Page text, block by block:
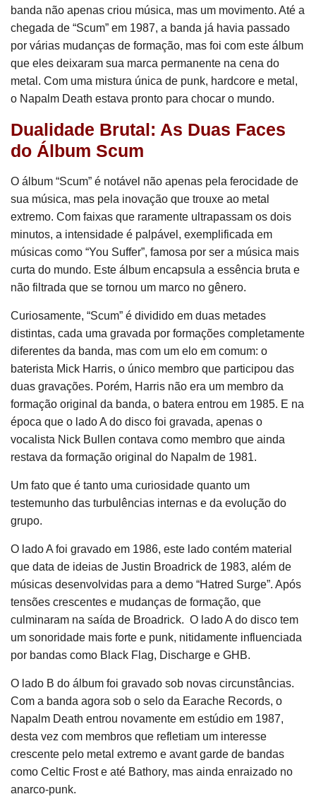
banda não apenas criou música, mas um movimento. Até a
chegada de “Scum” em 1987, a banda já havia passado
por várias mudanças de formação, mas foi com este álbum
que eles deixaram sua marca permanente na cena do
metal. Com uma mistura única de punk, hardcore e metal,
o Napalm Death estava pronto para chocar o mundo.
Dualidade Brutal: As Duas Faces
do Álbum Scum
O álbum “Scum” é notável não apenas pela ferocidade de
sua música, mas pela inovação que trouxe ao metal
extremo. Com faixas que raramente ultrapassam os dois
minutos, a intensidade é palpável, exemplificada em
músicas como “You Suffer”, famosa por ser a música mais
curta do mundo. Este álbum encapsula a essência bruta e
não filtrada que se tornou um marco no gênero.
Curiosamente, “Scum” é dividido em duas metades
distintas, cada uma gravada por formações completamente
diferentes da banda, mas com um elo em comum: o
baterista Mick Harris, o único membro que participou das
duas gravações. Porém, Harris não era um membro da
formação original da banda, o batera entrou em 1985. E na
época que o lado A do disco foi gravada, apenas o
vocalista Nick Bullen contava como membro que ainda
restava da formação original do Napalm de 1981.
Um fato que é tanto uma curiosidade quanto um
testemunho das turbulências internas e da evolução do
grupo.
O lado A foi gravado em 1986, este lado contém material
que data de ideias de Justin Broadrick de 1983, além de
músicas desenvolvidas para a demo “Hatred Surge”. Após
tensões crescentes e mudanças de formação, que
culminaram na saída de Broadrick. O lado A do disco tem
um sonoridade mais forte e punk, nitidamente influenciada
por bandas como Black Flag, Discharge e GHB.
O lado B do álbum foi gravado sob novas circunstâncias.
Com a banda agora sob o selo da Earache Records, o
Napalm Death entrou novamente em estúdio em 1987,
desta vez com membros que refletiam um interesse
crescente pelo metal extremo e avant garde de bandas
como Celtic Frost e até Bathory, mas ainda enraizado no
anarco-punk.